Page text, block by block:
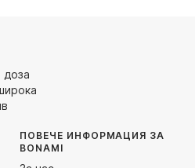
доза
ПОВЕЧЕ ИНФОРМАЦИЯ ЗА
BONAMI